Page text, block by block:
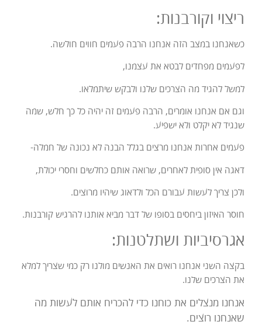
ריצוי וקורבנות:
כשאנחנו במצב הזה אנחנו הרבה פעמים חווים חולשה.
לפעמים מפחדים לבטא את עצמנו,
למשל להגיד מה הצרכים שלנו ולבקש שיתמלאו.
וגם אם אנחנו אומרים, הרבה פעמים זה יהיה כל כך חלש, שמה
שנגיד לא יקלט ולא ישפיע.
פעמים אחרות אנחנו מרצים בגלל הבנה לא נכונה של חמלה-
דאגה אין סופית לאחרים, שרואה אותם כחלשים וחסרי יכולת,
ולכן צריך לעשות עבורם הכל ולדאוג שיהיו מרוצים.
חוסר האיזון ביחסים בסופו של דבר מביא אותנו להרגיש קורבנות.
אגרסיביות ושתלטנות:
בקצה השני אנחנו רואים את האנשים מולנו רק כמי שצריך למלא
את הצרכים שלנו.
אנחנו מנצלים את כוחנו כדי להכריח אותם לעשות מה
שאנחנו רוצים.